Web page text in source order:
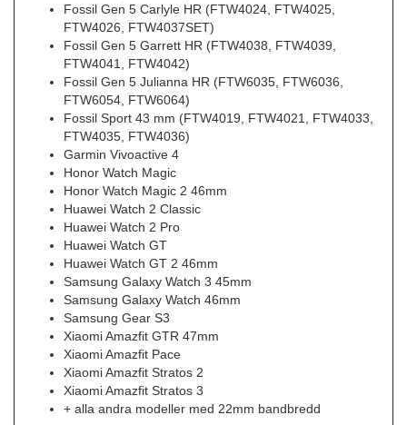
Fossil Gen 5 Carlyle HR (FTW4024, FTW4025,
FTW4026, FTW4037SET)
Fossil Gen 5 Garrett HR (FTW4038, FTW4039,
FTW4041, FTW4042)
Fossil Gen 5 Julianna HR (FTW6035, FTW6036,
FTW6054, FTW6064)
Fossil Sport 43 mm (FTW4019, FTW4021, FTW4033,
FTW4035, FTW4036)
Garmin Vivoactive 4
Honor Watch Magic
Honor Watch Magic 2 46mm
Huawei Watch 2 Classic
Huawei Watch 2 Pro
Huawei Watch GT
Huawei Watch GT 2 46mm
Samsung Galaxy Watch 3 45mm
Samsung Galaxy Watch 46mm
Samsung Gear S3
Xiaomi Amazfit GTR 47mm
Xiaomi Amazfit Pace
Xiaomi Amazfit Stratos 2
Xiaomi Amazfit Stratos 3
+ alla andra modeller med 22mm bandbredd